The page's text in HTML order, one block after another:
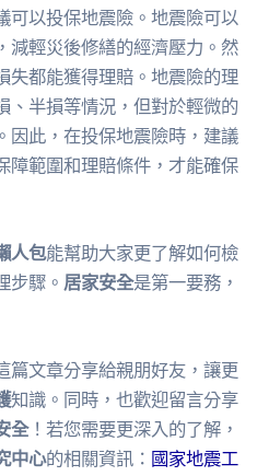
可以投保地震險。地震險可以
減輕災後修繕的經濟壓力。然
失都能獲得理賠。地震險的理
、半損等情況，但對於輕微的
因此，在投保地震險時，建議
障範圍和理賠條件，才能確保
人包能幫助大家更了解如何檢
步驟。 居家安全是第一要務，
篇文章分享給親朋好友，讓更
知識。同時，也歡迎留言分享
全！若您需要更深入的了解，
中心的相關資訊： 國家地震工